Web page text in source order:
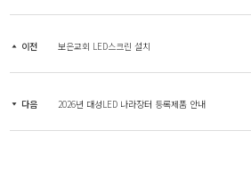
이전 보은교회 LED스크린 설치
다음 2026년 대성LED 나라장터 등록제품 안내